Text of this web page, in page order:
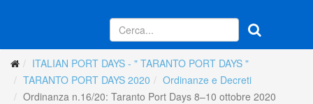
ITALIAN PORT DAYS - " TARANTO PORT DAYS "
TARANTO PORT DAYS 2020
Ordinanze e Decreti
Ordinanza n.16/20: Taranto Port Days 8–10 ottobre 2020